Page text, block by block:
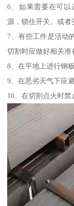
6、如果需要在可
源，锁住开关。或者
7、有些工件是活动
切割时应做好相关准
8、在平地上进行钢
9、在恶劣天气下应
10、在切割点火时禁